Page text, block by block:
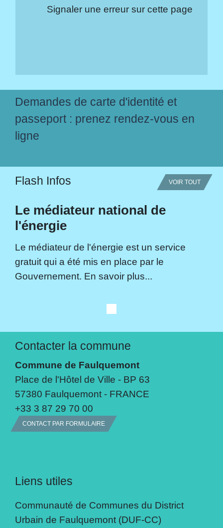
Signaler une erreur sur cette page
Demandes de carte d'identité et
passeport : prenez rendez-vous en
ligne
Flash Infos VOIR TOUT
Le médiateur national de
l'énergie
Le médiateur de l'énergie est un service
gratuit qui a été mis en place par le
Gouvernement. En savoir plus...
Contacter la commune
Commune de Faulquemont
Place de l'Hôtel de Ville - BP 63
57380 Faulquemont - FRANCE
+33 3 87 29 70 00
CONTACT PAR FORMULAIRE
Liens utiles
Communauté de Communes du District
Urbain de Faulquemont (DUF-CC)